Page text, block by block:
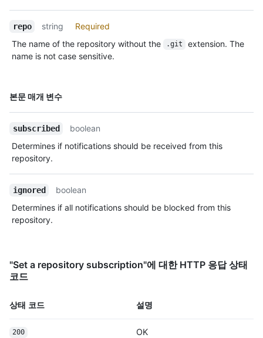
repo string
Required
The name of the repository without the
.git
extension. The
name is not case sensitive.
본문 매개 변수
이름,
subscribed
boolean
Determines if notifications should be received from this
repository.
ignored
boolean
Determines if all notifications should be blocked from this
repository.
"Set a repository subscription"에 대한 HTTP 응답 상태
코드
상태 코드 설명
200 OK